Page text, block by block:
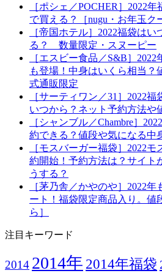
［ポシェ／POCHER］2022
で買える？［nugu・お年玉ク
［帝国ホテル］2022福袋は
る？ 数量限定・スヌーピー
［エスビー食品／S&B］
も登場！中身はいくら相当
式通販限定
［サーティワン／31］2022
いつから？ネット予約方法や
［シャンブル／Chambre］
約できる？値段や気になる中
［モスバーガー福袋］2022
約開始！予約方法は？サイト
うする？
［茅乃舎／かやのや］2022
ート！福袋限定商品入り。値
ら］
注目キーワード
2014 2014年 2014年福袋